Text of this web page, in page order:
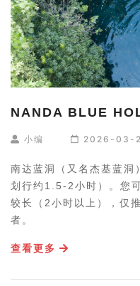
NANDA BLUE
小编 2026-03-
南达蓝洞（又名杰基蓝洞
划行约1.5-2小时）。您
较长（2小时以上），仅
者。
查看更多